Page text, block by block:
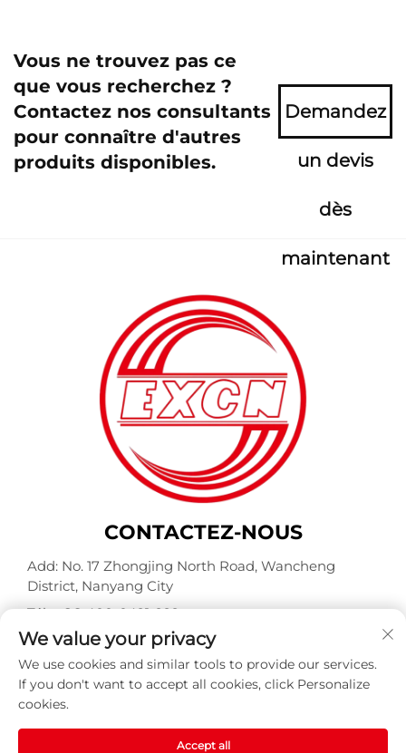
Vous ne trouvez pas ce
que vous recherchez ?
Contactez nos consultants
pour connaître d'autres
produits disponibles.
Demandez
un devis
dès
maintenant
CONTACTEZ-NOUS
Add: No. 17 Zhongjing North Road, Wancheng
District, Nanyang City
Tél. :+86-400-0491-999
Courriel :[email protected]
Copyright © Nanyang Explosion Proof Weite Motor Co.,
BLOG
We value your privacy
We use cookies and similar tools to provide our services.
If you don't want to accept all cookies, click Personalize
cookies.
Accept all